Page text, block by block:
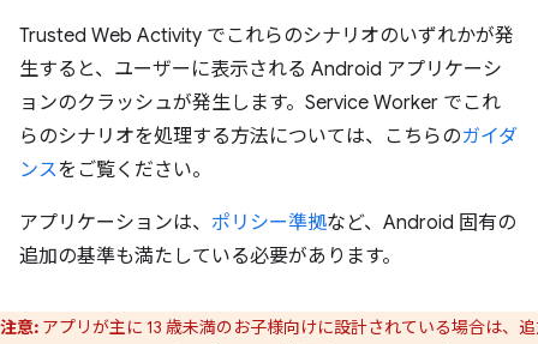
Trusted Web Activity でこれらのシナリオのいずれかが発
生すると、ユーザーに表示される Android アプリケーシ
ョンのクラッシュが発生します。Service Worker でこれ
らのシナリオを処理する方法については、こちらのガイダ
ンスをご覧ください。
アプリケーションは、 ポリシー準拠など、Android 固有の
追加の基準も満たしている必要があります。
注意: アプリが主に 13 歳未満のお子様向けに設計されている場合は、